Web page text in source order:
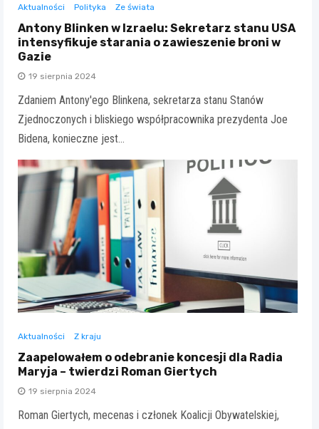
Aktualności Polityka Ze świata
Antony Blinken w Izraelu: Sekretarz stanu USA
intensyfikuje starania o zawieszenie broni w
Gazie
19 sierpnia 2024
Zdaniem Antony'ego Blinkena, sekretarza stanu Stanów
Zjednoczonych i bliskiego współpracownika prezydenta Joe
Bidena, konieczne jest…
Aktualności Z kraju
Zaapelowałem o odebranie koncesji dla Radia
Maryja – twierdzi Roman Giertych
19 sierpnia 2024
Roman Giertych, mecenas i członek Koalicji Obywatelskiej,